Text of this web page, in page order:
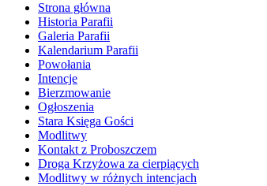
Strona główna
Historia Parafii
Galeria Parafii
Kalendarium Parafii
Powołania
Intencje
Bierzmowanie
Ogłoszenia
Stara Księga Gości
Modlitwy
Kontakt z Proboszczem
Droga Krzyżowa za cierpiących
Modlitwy w różnych intencjach